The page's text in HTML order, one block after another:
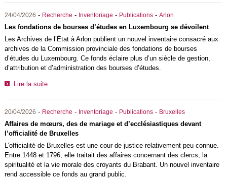
24/04/2026 - Recherche - Inventoriage - Publications- Arlon
Les fondations de bourses d’études en Luxembourg se dévoilent
Les Archives de l’État à Arlon publient un nouvel inventaire consacré aux
archives de la Commission provinciale des fondations de bourses
d’études du Luxembourg. Ce fonds éclaire plus d’un siècle de gestion,
d’attribution et d’administration des bourses d’études.
Lire la suite
20/04/2026 - Recherche - Inventoriage - Publications- Bruxelles
Affaires de mœurs, des de mariage et d’ecclésiastiques devant
l’officialité de Bruxelles
L’officialité de Bruxelles est une cour de justice relativement peu connue.
Entre 1448 et 1796, elle traitait des affaires concernant des clercs, la
spiritualité et la vie morale des croyants du Brabant. Un nouvel inventaire
rend accessible ce fonds au grand public.